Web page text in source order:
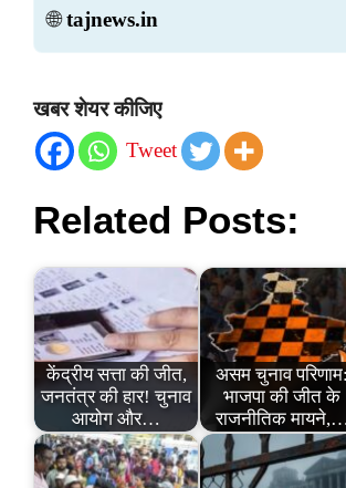
🌐tajnews.in
खबर शेयर कीजिए
Tweet
Related Posts:
केंद्रीय सत्ता की जीत,
जनतंत्र की हार! चुनाव
आयोग और…
असम चुनाव परिणाम:
भाजपा की जीत के
राजनीतिक मायने,…